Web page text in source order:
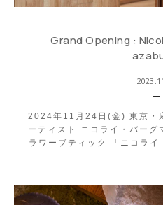
Grand Opening :
2024年11月24日(金) 東京・
ーティスト ニコライ・バーグ
ラワーブティック 「ニコラ